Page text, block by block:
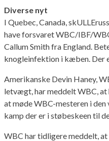
Diverse nyt
I Quebec, Canada,
have forsvaret WBC/IBF/
Callum Smith fra England.
knogleinfektion i kæben. Der
Amerikanske Devin Haney,
letvægt, har meddelt WBC,
at møde WBC-mesteren i
kamp der er i støbeskeen til
WBC har tidligere meddelt,